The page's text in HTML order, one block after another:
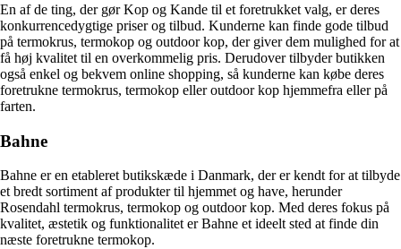
En af de ting, der gør Kop og Kande til et foretrukket valg, er deres
konkurrencedygtige priser og tilbud. Kunderne kan finde gode tilbud
på termokrus, termokop og outdoor kop, der giver dem mulighed for at
få høj kvalitet til en overkommelig pris. Derudover tilbyder butikken
også enkel og bekvem online shopping, så kunderne kan købe deres
foretrukne termokrus, termokop eller outdoor kop hjemmefra eller på
farten.
Bahne
Bahne er en etableret butikskæde i Danmark, der er kendt for at tilbyde
et bredt sortiment af produkter til hjemmet og have, herunder
Rosendahl termokrus, termokop og outdoor kop. Med deres fokus på
kvalitet, æstetik og funktionalitet er Bahne et ideelt sted at finde din
næste foretrukne termokop.